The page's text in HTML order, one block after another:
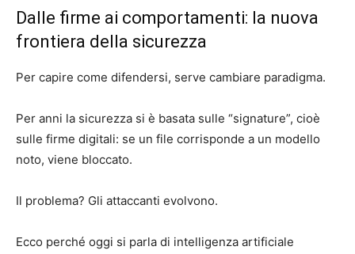
Dalle firme ai comportamenti: la nuova
frontiera della sicurezza
Per capire come difendersi, serve cambiare paradigma.
Per anni la sicurezza si è basata sulle “signature”, cioè
sulle firme digitali: se un file corrisponde a un modello
noto, viene bloccato.
Il problema? Gli attaccanti evolvono.
Ecco perché oggi si parla di intelligenza artificiale